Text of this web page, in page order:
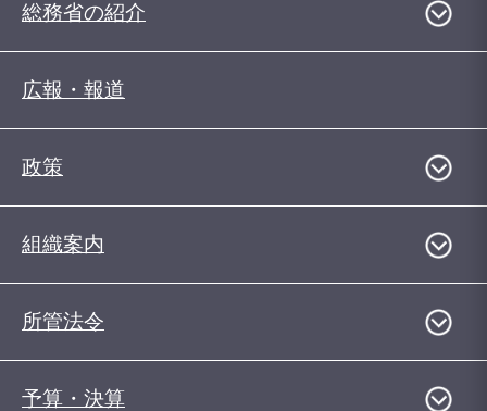
総務省の紹介
広報・報道
政策
組織案内
所管法令
予算・決算